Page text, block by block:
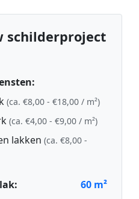
schilderproject
(ca. €8,00 - €18,00 / m²)
(ca. €4,00 - €9,00 / m²)
lakken (ca. €8,00 -
60 m²